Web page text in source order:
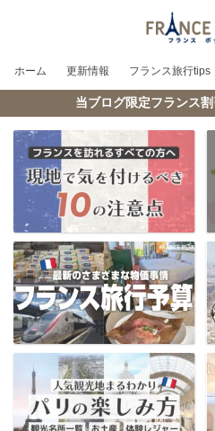
ホーム 更新情報 フランス旅行tips
当ブログ限定フランス